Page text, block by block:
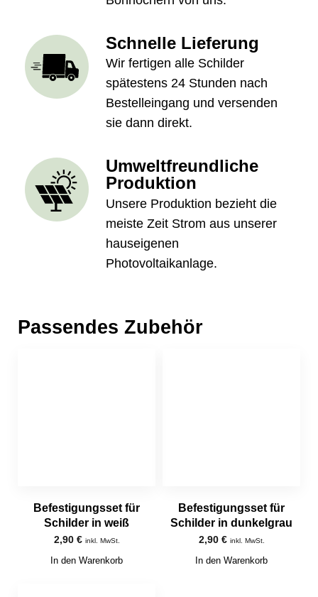
Schnelle Lieferung
Wir fertigen alle Schilder
spätestens 24 Stunden nach
Bestelleingang und versenden
sie dann direkt.
Umweltfreundliche
Produktion
Unsere Produktion bezieht die
meiste Zeit Strom aus unserer
hauseigenen
Photovoltaikanlage.
Passendes Zubehör
Befestigungsset für
Schilder in weiß
2,90 € inkl. MwSt.
In den Warenkorb
Befestigungsset für
Schilder in dunkelgrau
2,90 € inkl. MwSt.
In den Warenkorb